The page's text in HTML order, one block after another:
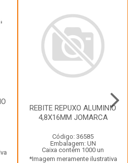
REBITE REPUXO ALUMINIO
4,8X16MM JOMARCA
Código: 36585
Embalagem: UN
Caixa contém 1000 un
*Imagem meramente ilustrativa